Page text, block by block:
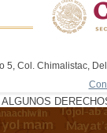
5, Col. Chimalistac,